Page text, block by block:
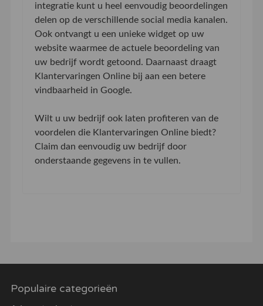
integratie kunt u heel eenvoudig beoordelingen
delen op de verschillende social media kanalen.
Ook ontvangt u een unieke widget op uw
website waarmee de actuele beoordeling van
uw bedrijf wordt getoond. Daarnaast draagt
Klantervaringen Online bij aan een betere
vindbaarheid in Google.
Wilt u uw bedrijf ook laten profiteren van de
voordelen die Klantervaringen Online biedt?
Claim dan eenvoudig uw bedrijf door
onderstaande gegevens in te vullen.
Populaire categorieën